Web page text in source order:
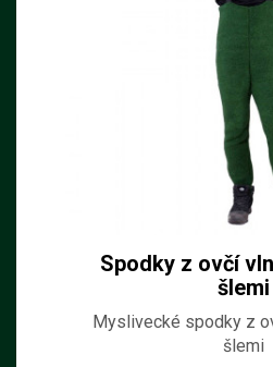
Spodky z ovčí
šlemi
Myslivecké spodky z
šlemi